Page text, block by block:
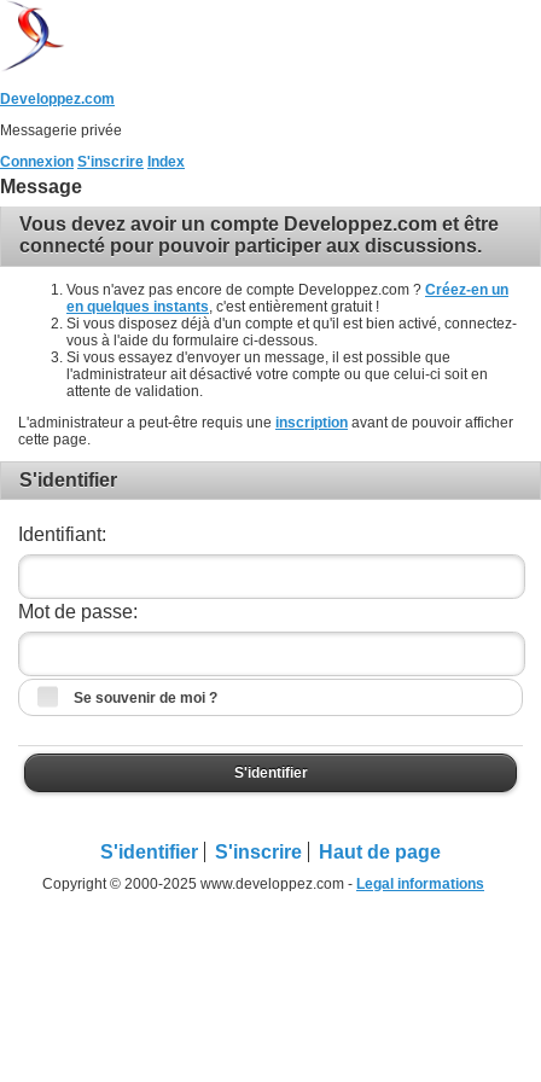
Developpez.com
Messagerie privée
Connexion S'inscrire Index
Message
Vous devez avoir un compte Developpez.com et être
connecté pour pouvoir participer aux discussions.
Vous n'avez pas encore de compte Developpez.com ? Créez-en un
en quelques instants , c'est entièrement gratuit !
Si vous disposez déjà d'un compte et qu'il est bien activé, connectez-
vous à l'aide du formulaire ci-dessous.
Si vous essayez d'envoyer un message, il est possible que
l'administrateur ait désactivé votre compte ou que celui-ci soit en
attente de validation.
L'administrateur a peut-être requis une inscription avant de pouvoir afficher
cette page.
S'identifier
Identifiant:
Mot de passe:
Se souvenir de moi ?
S'identifier
S'identifier S'inscrire Haut de page
Copyright © 2000-2025 www.developpez.com - Legal informations